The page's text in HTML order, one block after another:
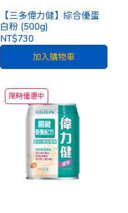
【三多偉力健】綜合優蛋
白粉 (500g)
NT$730
加入購物車
限時優惠中